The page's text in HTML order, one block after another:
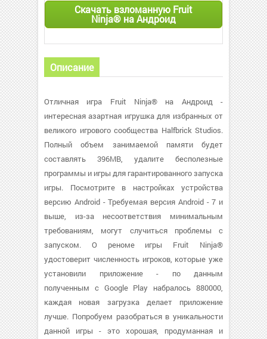
Скачать взломанную Fruit
Ninja® на Андроид
Описание
Отличная игра Fruit Ninja® на Андроид -
интересная азартная игрушка для избранных от
великого игрового сообщества Halfbrick Studios.
Полный объем занимаемой памяти будет
составлять 396MB, удалите бесполезные
программы и игры для гарантированного запуска
игры. Посмотрите в настройках устройства
версию Android - Требуемая версия Android - 7 и
выше, из-за несоответствия минимальным
требованиям, могут случиться проблемы с
запуском. О реноме игры Fruit Ninja®
удостоверит численность игроков, которые уже
установили приложение - по данным
полученным с Google Play набралось 880000,
каждая новая загрузка делает приложение
лучше. Попробуем разобраться в уникальности
данной игры - это хорошая, продуманная и